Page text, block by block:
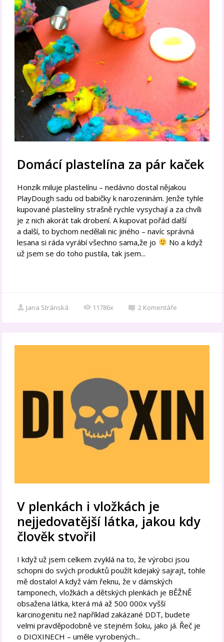
Domácí plastelína za pár kaček
Honzík miluje plastelínu – nedávno dostal nějakou
PlayDough sadu od babičky k narozeninám. Jenže tyhle
kupované plastelíny strašně rychle vysychají a za chvíli
je z nich akorát tak drobení. A kupovat pořád další
a další, to bychom nedělali nic jiného – navíc správná
lesana si ráda vyrábí všechno sama,že jo
No a když
už jsem se do toho pustila, tak jsem...
Jana Stránská 11786x 2 Komentáře
V plenkách i vložkách je
nejjedovatější látka, jakou kdy
člověk stvořil
I když už jsem celkem zvyklá na to, že výrobci jsou
schopni do svých produktů použít kdejaký sajrajt, tohle
mě dostalo! A když vám řeknu, že v dámských
tamponech, vložkách a dětských plenkách je BĚŽNĚ
obsažena látka, která má až 500 000x vyšší
karcinogenitu než například zakázané DDT, budete
velmi pravděpodobně ve stejném šoku, jako já. Řeč je
o DIOXINECH – uměle vyrobených...